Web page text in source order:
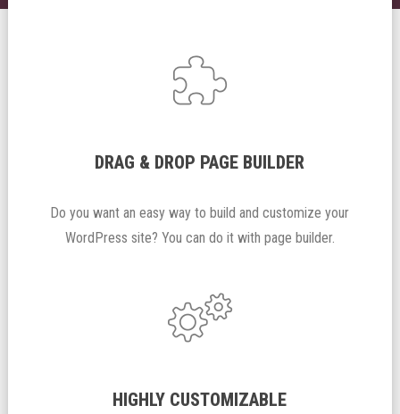
DRAG & DROP PAGE BUILDER
Do you want an easy way to build and customize your
WordPress site? You can do it with page builder.
HIGHLY CUSTOMIZABLE